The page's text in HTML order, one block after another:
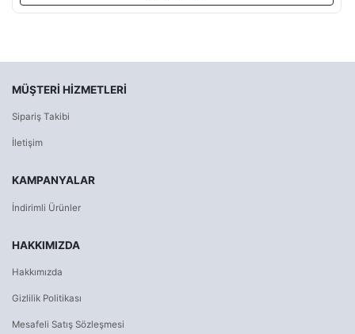
MÜŞTERI HIZMETLERI
Sipariş Takibi
İletişim
KAMPANYALAR
İndirimli Ürünler
HAKKIMIZDA
Hakkımızda
Gizlilik Politikası
Mesafeli Satış Sözleşmesi